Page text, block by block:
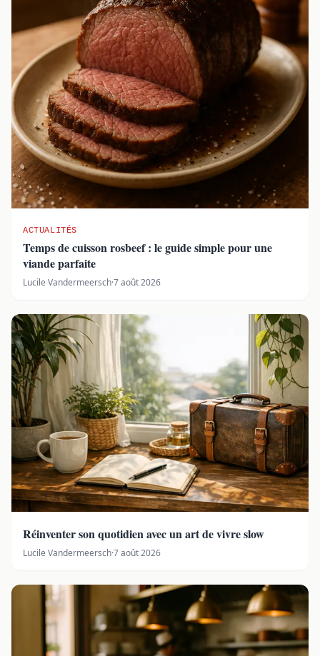
ACTUALITÉS
Temps de cuisson rosbeef : le guide simple pour une
viande parfaite
Lucile Vandermeersch·7 août 2026
Réinventer son quotidien avec un art de vivre slow
Lucile Vandermeersch·7 août 2026